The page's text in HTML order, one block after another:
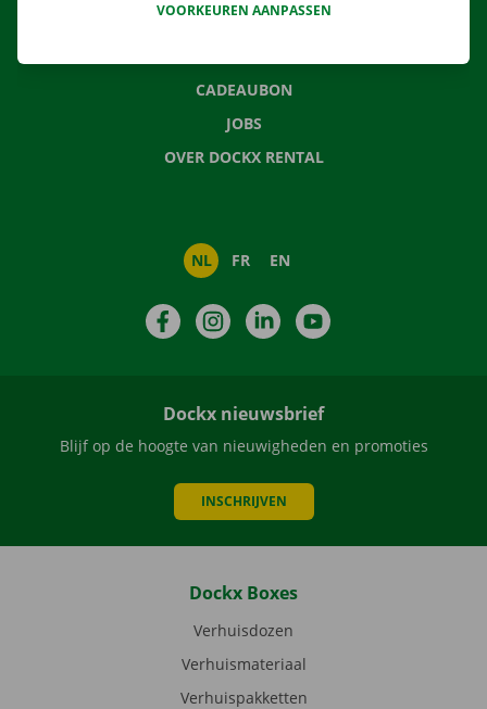
VEELGESTELDE VRAGEN
CADEAUBON
JOBS
OVER DOCKX RENTAL
NL FR EN
FacebookInstagramLinkedIn
Dockx nieuwsbrief
Blijf op de hoogte van nieuwigheden en promoties
INSCHRIJVEN
Dockx Boxes
Verhuisdozen
Verhuismateriaal
Verhuispakketten
VOORKEUREN AANPASSEN